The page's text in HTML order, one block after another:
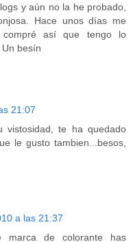
y aún no la he probado,
Hace unos días me
compré así que tengo lo
besín
21:07
vistosidad, te ha quedado
le gusto tambien...besos,
a las 21:37
marca de colorante has